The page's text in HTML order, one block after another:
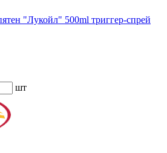
"Лукойл" 500ml триггер-спрей
шт